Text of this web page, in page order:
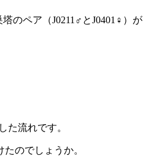
のペア（J0211♂とJ0401♀）が
た流れです。
のでしょうか。